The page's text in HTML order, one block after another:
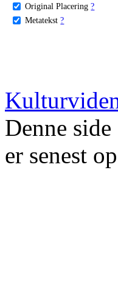
Original Placering ?
Metatekst ?
Denne
er senest